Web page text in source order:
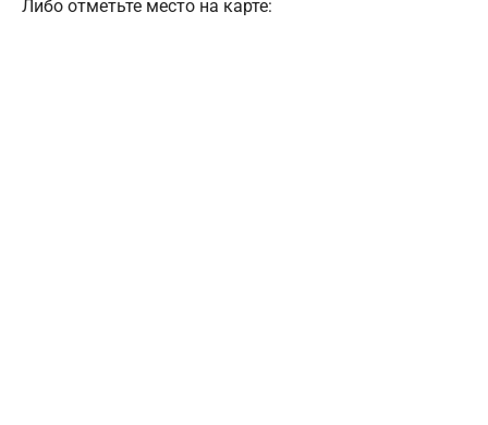
Либо отметьте место на карте: